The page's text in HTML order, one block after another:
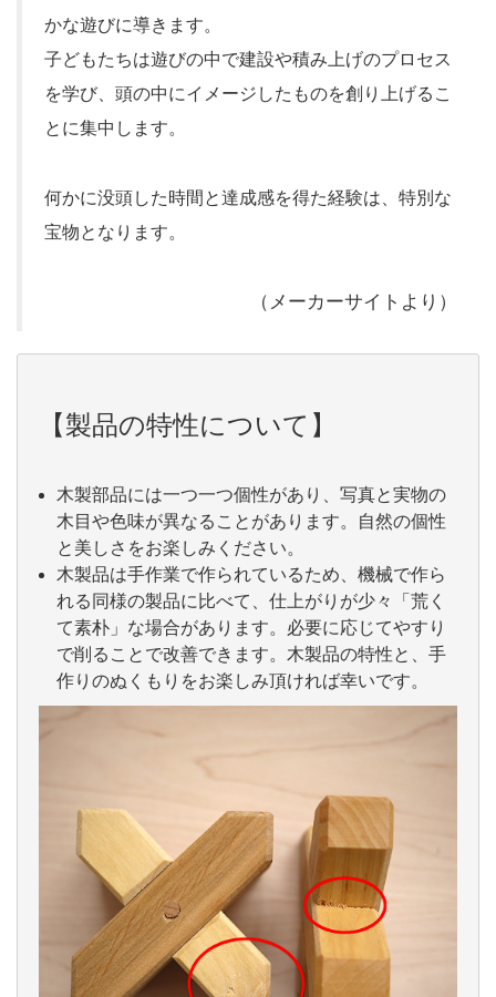
かな遊びに導きます。
子どもたちは遊びの中で建設や積み上げのプロセス
を学び、頭の中にイメージしたものを創り上げるこ
とに集中します。
何かに没頭した時間と達成感を得た経験は、特別な
宝物となります。
（メーカーサイトより）
【製品の特性について】
木製部品には一つ一つ個性があり、写真と実物の
木目や色味が異なることがあります。自然の個性
と美しさをお楽しみください。
木製品は手作業で作られているため、機械で作ら
れる同様の製品に比べて、仕上がりが少々「荒く
て素朴」な場合があります。必要に応じてやすり
で削ることで改善できます。木製品の特性と、手
作りのぬくもりをお楽しみ頂ければ幸いです。